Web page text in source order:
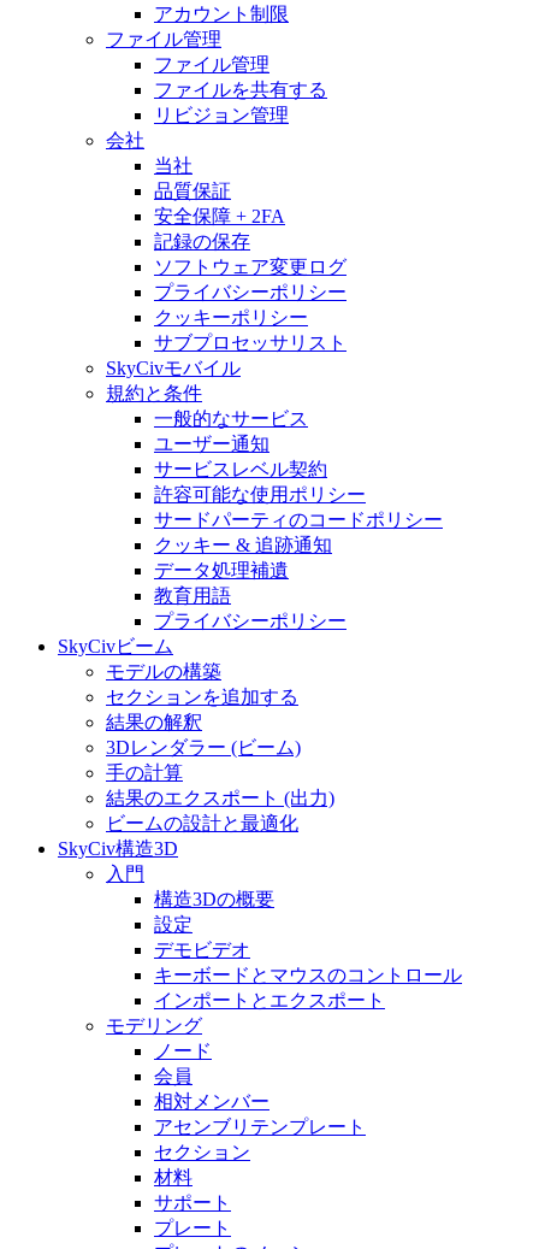
アカウント制限
ファイル管理
ファイル管理
ファイルを共有する
リビジョン管理
会社
当社
品質保証
安全保障 + 2FA
記録の保存
ソフトウェア変更ログ
プライバシーポリシー
クッキーポリシー
サブプロセッサリスト
SkyCivモバイル
規約と条件
一般的なサービス
ユーザー通知
サービスレベル契約
許容可能な使用ポリシー
サードパーティのコードポリシー
クッキー & 追跡通知
データ処理補遺
教育用語
プライバシーポリシー
SkyCivビーム
モデルの構築
セクションを追加する
結果の解釈
3Dレンダラー (ビーム)
手の計算
結果のエクスポート (出力)
ビームの設計と最適化
SkyCiv構造3D
入門
構造3Dの概要
設定
デモビデオ
キーボードとマウスのコントロール
インポートとエクスポート
モデリング
ノード
会員
相対メンバー
アセンブリテンプレート
セクション
材料
サポート
プレート